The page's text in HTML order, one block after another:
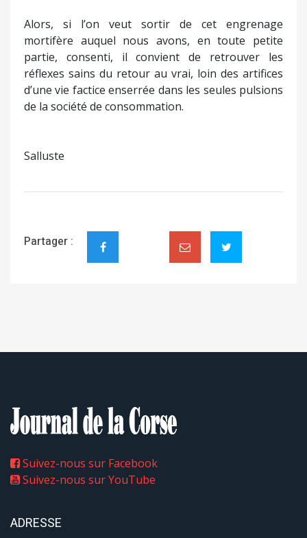
Alors, si l’on veut sortir de cet engrenage
mortifère auquel nous avons, en toute petite
partie, consenti, il convient de retrouver les
réflexes sains du retour au vrai, loin des artifices
d’une vie factice enserrée dans les seules pulsions
de la société de consommation.
Salluste
Partager :
Suivez-nous sur Facebook
Suivez-nous sur YouTube
ADRESSE